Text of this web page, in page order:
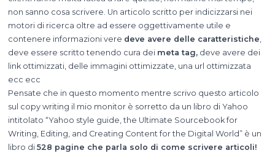
non sanno cosa scrivere. Un articolo scritto per indicizzarsi nei
motori di ricerca oltre ad essere oggettivamente utile e
contenere informazioni vere deve avere delle caratteristiche
deve essere scritto tenendo cura dei meta tag,deve avere dei
link ottimizzati, delle immagini ottimizzate, una url ottimizzata
ecc ecc
Pensate che in questo momento mentre scrivo questo articolo
sul copy writing il mio monitor è sorretto da un libro di Yahoo
intitolato “Yahoo style guide, the Ultimate Sourcebook for
Writing, Editing, and Creating Content for the Digital World” è un
libro di 528 pagine che parla solo di come scrivere articoli!